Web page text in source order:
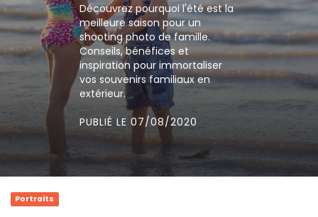
Découvrez pourquoi l'été est la
meilleure saison pour un
shooting photo de famille.
Conseils, bénéfices et
inspiration pour immortaliser
vos souvenirs familiaux en
extérieur.
PUBLIÉ LE 07/08/2020
Portraits